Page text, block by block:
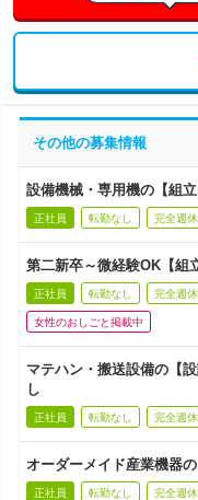
その他の募集情報
設備機械・専用機の【組
正社員 転勤なし 完全週
第二新卒～微経験OK【組
正社員 転勤なし 完全週
女性のおしごと掲載中
マテハン・搬送設備の【
し
正社員 転勤なし 完全週
オーダーメイド産業機器
正社員 転勤なし 完全週